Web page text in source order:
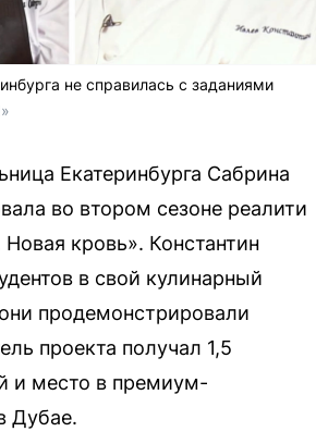
не справилась с заданиями
Екатеринбурга Сабрина
во втором сезоне реалити
кровь». Константин
в свой кулинарный
продемонстрировали
проекта получал 1,5
и место в премиум-
Дубае.